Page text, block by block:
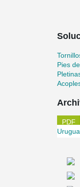
Pies